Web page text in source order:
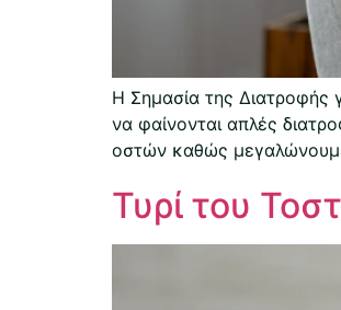
Η Σημασία της Διατροφής
να φαίνονται απλές
οστών καθώς
Τυρί του